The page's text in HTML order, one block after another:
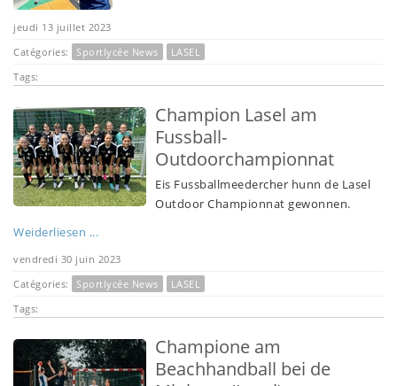
jeudi 13 juillet 2023
Catégories:
Sportlycée News
LASEL
Tags:
Champion Lasel am
Fussball-
Outdoorchampionnat
Eis Fussballmeedercher hunn de Lasel
Outdoor Championnat gewonnen.
Weiderliesen ...
vendredi 30 juin 2023
Catégories:
Sportlycée News
LASEL
Tags:
Champione am
Beachhandball bei de